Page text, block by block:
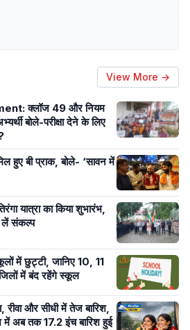
View More →
क्लॉज 49 और नियम
बोले-परीक्षा देने के लिए
हुए बी प्राक, बोले- ‘सावन में
यात्रा का किया शुभारंभ,
लें संकल्प
में छुट्टी, जानिए 10, 11
में बंद रहेंगे स्कूल
और सीधी में तेज बारिश,
में अब तक 17.2 इंच बारिश हुई